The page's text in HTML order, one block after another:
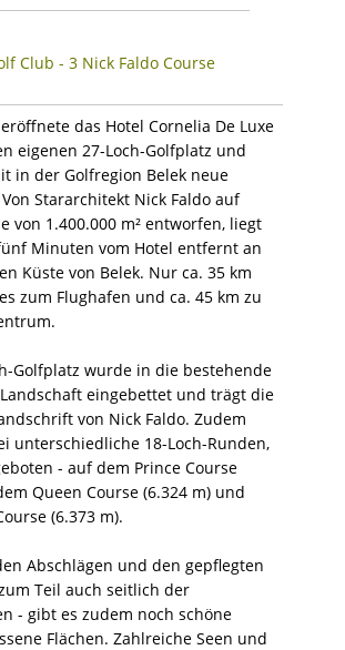
Club - 3 Nick Faldo Course
das Hotel Cornelia De Luxe
eigenen 27-Loch-Golfplatz und
in der Golfregion Belek neue
Stararchitekt Nick Faldo auf
von 1.400.000 m² entworfen, liegt
Minuten vom Hotel entfernt an
Küste von Belek. Nur ca. 35 km
zum Flughafen und ca. 45 km zu
Golfplatz wurde in die bestehende
eingebettet und trägt die
von Nick Faldo. Zudem
unterschiedliche 18-Loch-Runden,
- auf dem Prince Course
Queen Course (6.324 m) und
(6.373 m).
Abschlägen und den gepflegten
Teil auch seitlich der
- gibt es zudem noch schöne
Flächen. Zahlreiche Seen und